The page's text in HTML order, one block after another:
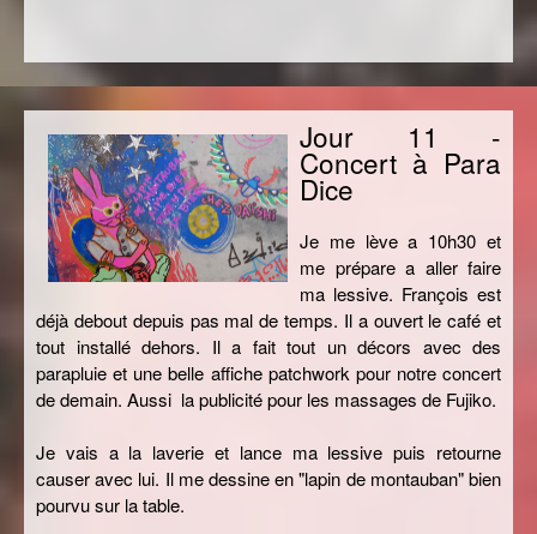
Jour 11 -
Concert à Para
Dice
Je me lève a 10h30 et
me prépare a aller faire
ma lessive. François est
déjà debout depuis pas mal de temps. Il a ouvert le café et
tout installé dehors. Il a fait tout un décors avec des
parapluie et une belle affiche patchwork pour notre concert
de demain. Aussi la publicité pour les massages de Fujiko.
Je vais a la laverie et lance ma lessive puis retourne
causer avec lui. Il me dessine en "lapin de montauban" bien
pourvu sur la table.